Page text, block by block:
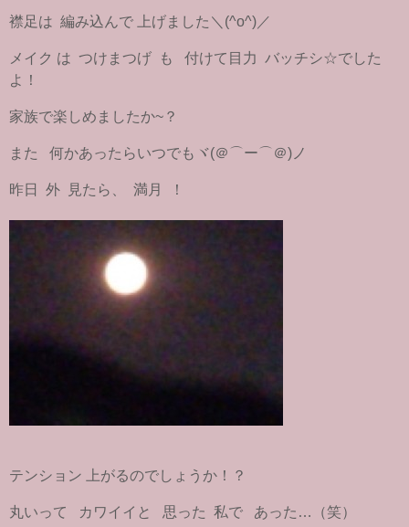
襟足は 編み込んで 上げました＼(^o^)／
メイク は つけまつげ も 付けて目力 バッチシ☆でした
よ！
家族で楽しめましたか~？
また 何かあったらいつでもヾ(＠⌒ー⌒＠)ノ
昨日 外 見たら、 満月 ！
テンション 上がるのでしょうか！？
丸いって カワイイと 思った 私で あった…（笑）